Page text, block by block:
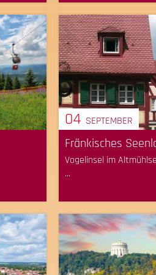
04 SEPTEMBER
Fränkisches
Vogelinsel im
...